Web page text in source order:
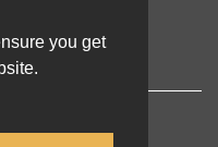
you get